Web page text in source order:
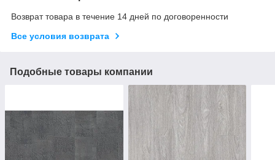
Возврат товара в течение 14 дней по договоренности
Все условия возврата
Подобные товары компании